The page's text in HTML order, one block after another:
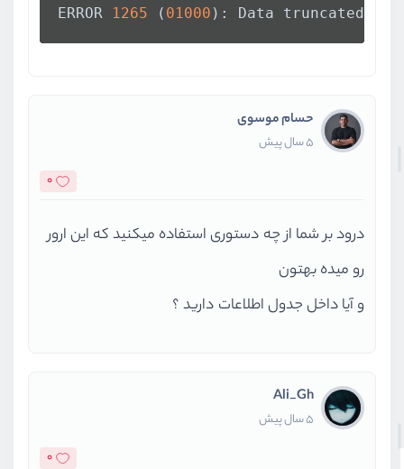
ERROR 1265 ( 01000 ): Data truncated for
حسام موسوی
5 سال پیش
0
درود بر شما از چه دستوری استفاده میکنید که این ارور
رو میده بهتون
و آیا داخل جدول اطلاعات دارید ؟
Ali_Gh
5 سال پیش
0